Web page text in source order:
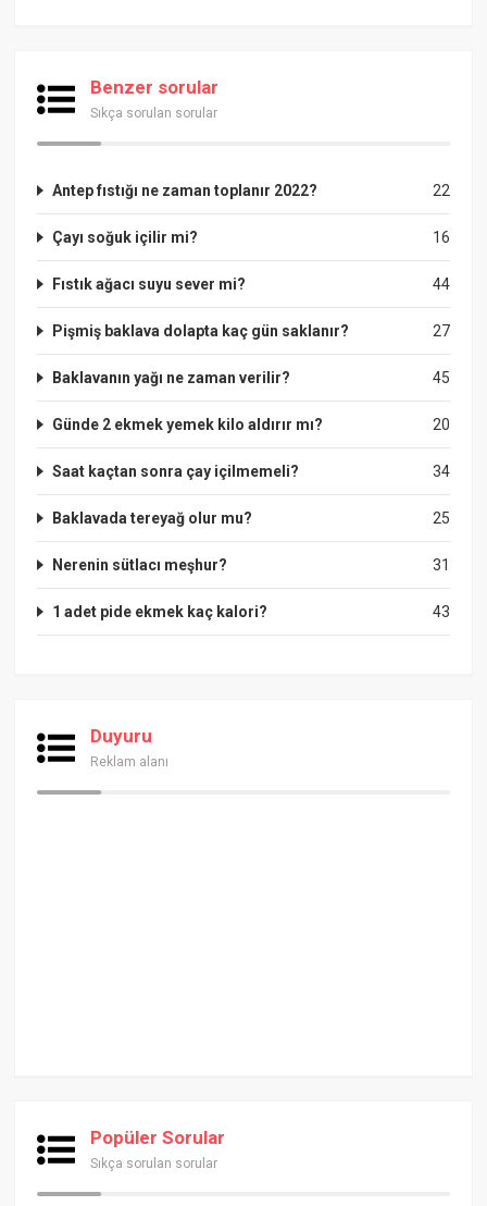
Benzer sorular
Sıkça sorulan sorular
22
Antep fıstığı ne zaman toplanır 2022?
16
Çayı soğuk içilir mi?
44
Fıstık ağacı suyu sever mi?
27
Pişmiş baklava dolapta kaç gün saklanır?
45
Baklavanın yağı ne zaman verilir?
20
Günde 2 ekmek yemek kilo aldırır mı?
34
Saat kaçtan sonra çay içilmemeli?
25
Baklavada tereyağ olur mu?
31
Nerenin sütlacı meşhur?
43
1 adet pide ekmek kaç kalori?
Duyuru
Reklam alanı
Popüler Sorular
Sıkça sorulan sorular